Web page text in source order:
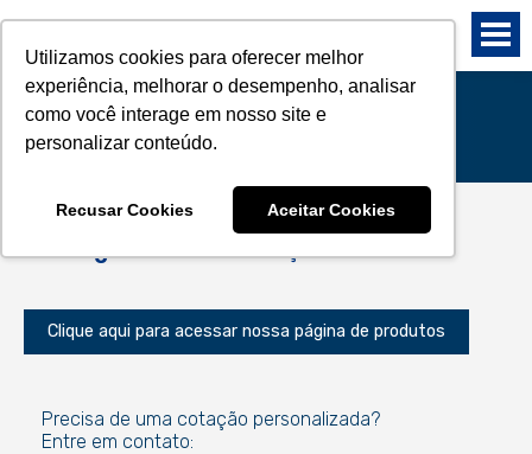
Utilizamos cookies para oferecer melhor
experiência, melhorar o desempenho, analisar
como você interage em nosso site e
personalizar conteúdo.
Recusar Cookies Aceitar Cookies
Orçamento
Precisa de uma cotação personalizada?
Entre em contato:
Você precisa adicionar produtos para
conseguir enviar um orçamento.
Clique aqui para acessar nossa página de produtos